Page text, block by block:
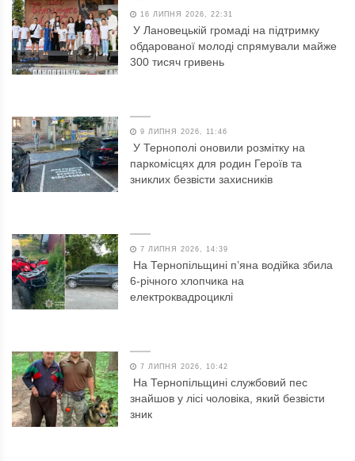
16 ЛИПНЯ 2026, 22:31
У Лановецькій громаді на підтримку
обдарованої молоді спрямували майже
300 тисяч гривень
9 ЛИПНЯ 2026, 11:46
У Тернополі оновили розмітку на
паркомісцях для родин Героїв та
зниклих безвісти захисників
7 ЛИПНЯ 2026, 14:39
На Тернопільщині п’яна водійка збила
6-річного хлопчика на
електроквадроциклі
7 ЛИПНЯ 2026, 10:42
На Тернопільщині службовий пес
знайшов у лісі чоловіка, який безвісти
зник